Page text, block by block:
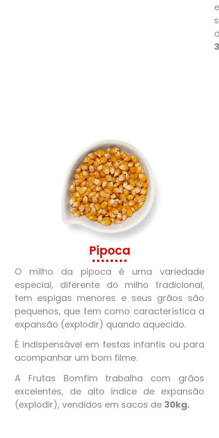
Pipoca
O milho da pipoca é uma variedade
especial, diferente do milho tradicional,
tem espigas menores e seus grãos são
pequenos, que tem como característica a
expansão (explodir) quando aquecido.
É indispensável em festas infantis ou para
acompanhar um bom filme.
A Frutas Bomfim trabalha com grãos
excelentes, de alto índice de expansão
(explodir), vendidos em sacos de 30kg.